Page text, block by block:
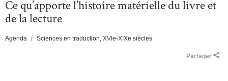
Ce qu’apporte l’histoire matérielle du livre et
de la lecture
Agenda Sciences en traduction, XVIe-XIXe siècles
Partager